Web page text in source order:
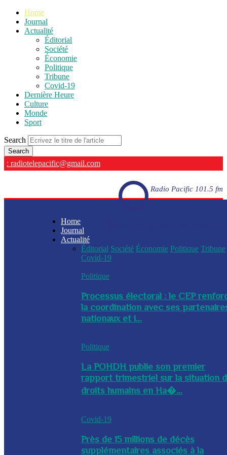
Home
Journal
Actualité
Éditorial
Société
Économie
Politique
Tribune
Covid-19
Dernière Heure
Culture
Monde
Sport
Search
: radiotelepacific@gmail.com
Radio Pacific 101.5 fm
Home
Journal
Actualité
Éditorial Société Économie Politique Tribune
Covid-19
Politique
Processus électoral : le CEP
la coordination avec ses
nationaux et i...
Politique
La POHDH publie son premier
rapport trimestriel sur la situation
droits humains en Ha�...
Covid-19
Près de 15 millions de décès
supplémentaires associés à la